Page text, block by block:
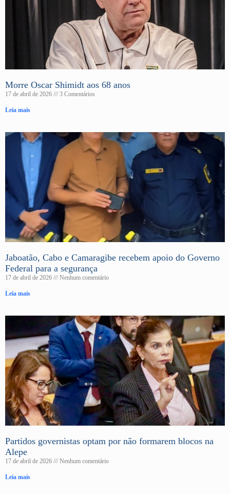
Morre Oscar Shimidt aos 68 anos
17 de abril de 2026 3 Comentários
Leia mais
Jaboatão, Cabo e Camaragibe recebem apoio do Governo
Federal para a segurança
17 de abril de 2026 Nenhum comentário
Leia mais
Partidos governistas optam por não formarem blocos na
Alepe
17 de abril de 2026 Nenhum comentário
Leia mais